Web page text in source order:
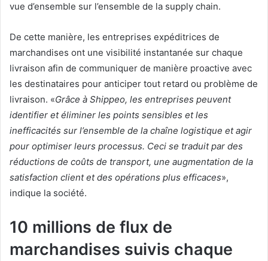
vue d’ensemble sur l’ensemble de la supply chain.
De cette manière, les entreprises expéditrices de
marchandises ont une visibilité instantanée sur chaque
livraison afin de communiquer de manière proactive avec
les destinataires pour anticiper tout retard ou problème de
livraison. «Grâce à Shippeo, les entreprises peuvent
identifier et éliminer les points sensibles et les
inefficacités sur l’ensemble de la chaîne logistique et agir
pour optimiser leurs processus. Ceci se traduit par des
réductions de coûts de transport, une augmentation de la
satisfaction client et des opérations plus efficaces»,
indique la société.
10 millions de flux de
marchandises suivis chaque